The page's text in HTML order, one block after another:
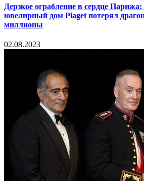
Дерзкое ограбление в сердце
ювелирный дом Piaget потерял
миллионы
02.08.2023